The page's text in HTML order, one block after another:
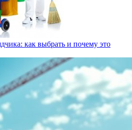
как выбрать и почему это